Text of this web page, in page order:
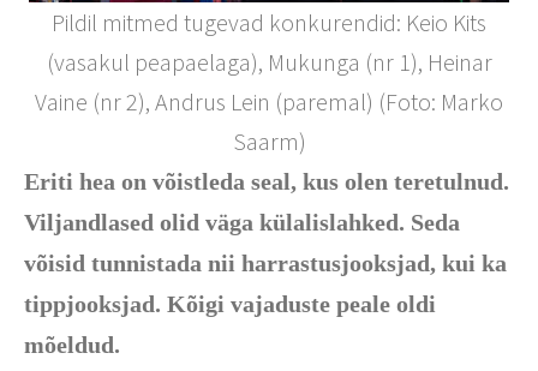
Pildil mitmed tugevad konkurendid: Keio Kits
(vasakul peapaelaga), Mukunga (nr 1), Heinar
Vaine (nr 2), Andrus Lein (paremal) (Foto: Marko
Saarm)
Eriti hea on võistleda seal, kus olen teretulnud.
Viljandlased olid väga külalislahked. Seda
võisid tunnistada nii harrastusjooksjad, kui ka
tippjooksjad. Kõigi vajaduste peale oldi
mõeldud.